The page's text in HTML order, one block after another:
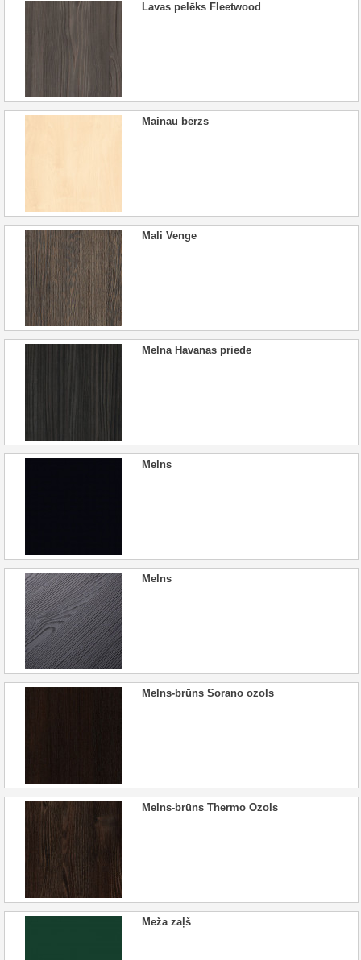
Lavas pelēks Fleetwood
Mainau bērzs
Mali Venge
Melna Havanas priede
Melns
Melns
Melns-brūns Sorano ozols
Melns-brūns Thermo Ozols
Meža zaļš